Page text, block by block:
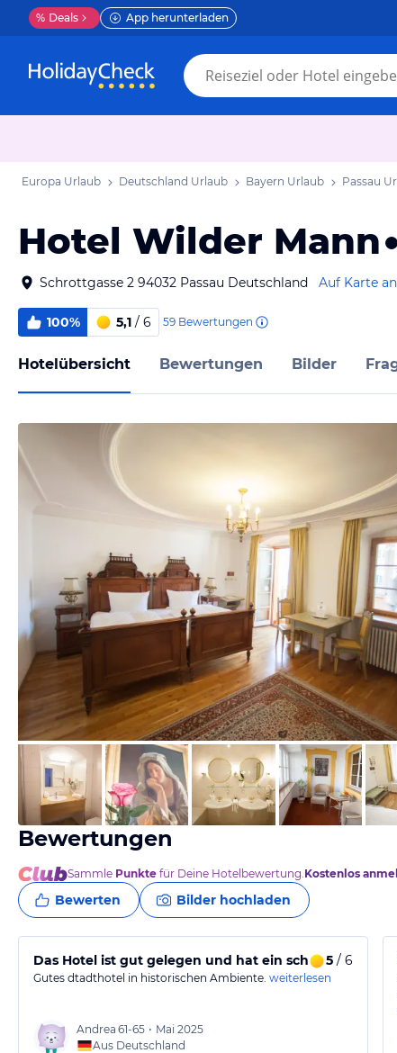
% Deals App herunterladen
Europa Urlaub Deutschland Urlaub Bayern Urlaub Passau
Hotel Wilder Mann
Schrottgasse 2 94032 Passau Deutschland Auf Karte
100% 5,1 / 6 59 Bewertungen
Hotelübersicht Bewertungen Bilder
vom Hotelier, März 2014
Bewertungen
Sammle Punkte für Deine Hotelbewertung.Kostenlos
Bewerten Bilder hochladen
Das Hotel ist gut gelegen und hat ein schönes
5 / 6
Gutes dtadthotel in historischen Ambiente. weiterlesen
Andrea 61-65 • Mai 2025
Aus Deutschland